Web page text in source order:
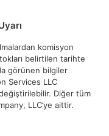
komisyon
belirtilen tarihte
görünen bilgiler
Services LLC
Diğer tüm
LLC’ye aittir.